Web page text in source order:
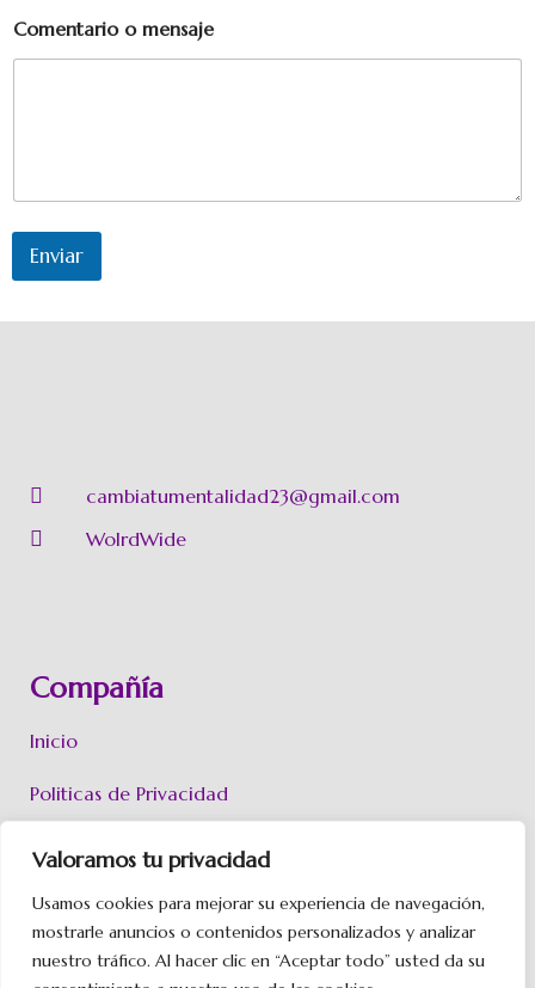
Valoramos tu privacidad
Usamos cookies para mejorar su experiencia de navegación,
mostrarle anuncios o contenidos personalizados y analizar
nuestro tráfico. Al hacer clic en “Aceptar todo” usted da su
Comentario o mensaje
Enviar
cambiatumentalidad23@gmail.com
WolrdWide
Compañía
Inicio
Politicas de Privacidad
Políticas de Cookies
Aviso Legal
Contacto